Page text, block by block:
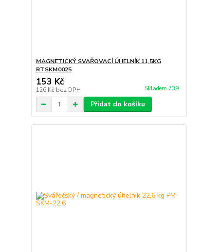
MAGNETICKÝ SVAŘOVACÍ ÚHELNÍK 11,5KG
RTSKM0025
153 Kč
126 Kč bez DPH Skladem 739
Přidat do košíku